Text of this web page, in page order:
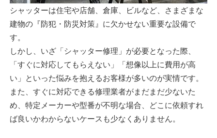
シャッターは住宅や店舗、倉庫、ビルなど、さまざまな
建物の『防犯・防災対策』に欠かせない重要な設備で
す。
しかし、いざ「シャッター修理」が必要となった際、
「すぐに対応してもらえない」「想像以上に費用が高
い」といった悩みを抱えるお客様が多いのが実情です。
また、すぐに対応できる修理業者がまだまだ少ないた
め、特定メーカーや型番が不明な場合、どこに依頼すれ
ば良いかわからないケースも少なくありません。